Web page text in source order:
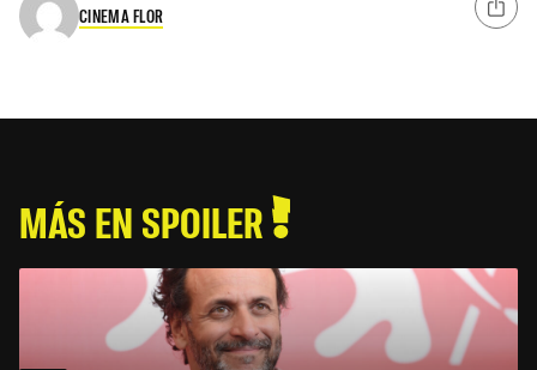
CINEMA FLOR
MÁS EN SPOILER